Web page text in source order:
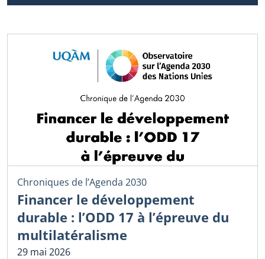
Chroniques de l’Agenda 2030
Financer le développement
durable : l’ODD 17 à l’épreuve du
multilatéralisme
29 mai 2026